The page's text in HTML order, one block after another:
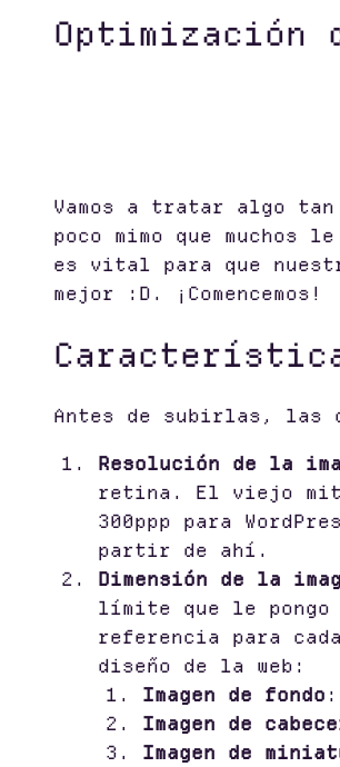
Optimización
Vamos a tratar algo
poco mimo que muchos
es vital para que
mejor :D. ¡Comencemos!
Antes de subirlas, las
Resolución de la
retina. El viejo
300ppp para
partir de ahí.
Dimensión de la
límite que le pongo
referencia para
diseño de la web:
Imagen de fondo
Imagen de
Imagen de